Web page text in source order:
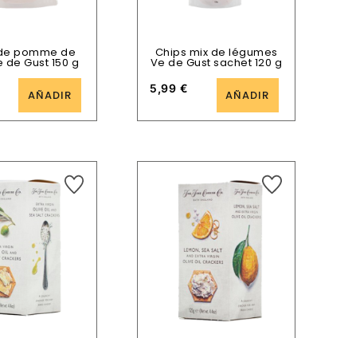
pomme de
de Gust 150 g
AÑADIR
Chips mix de légumes
Ve de Gust sachet 120 g
5,99 € AÑADIR